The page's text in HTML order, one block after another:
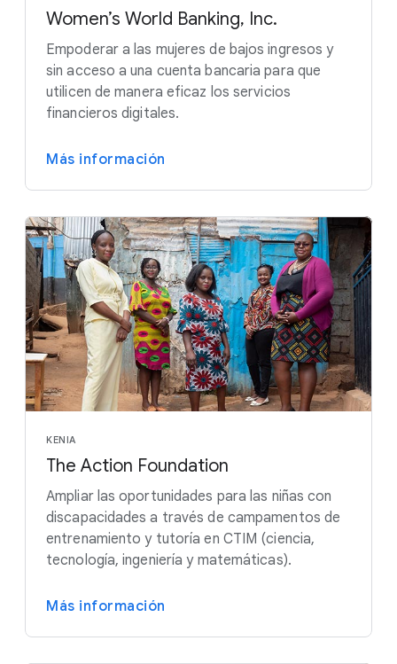
Women’s World Banking, Inc.
Empoderar a las mujeres de bajos ingresos y
sin acceso a una cuenta bancaria para que
utilicen de manera eficaz los servicios
financieros digitales.
Más información
KENIA
The Action Foundation
Ampliar las oportunidades para las niñas con
discapacidades a través de campamentos de
entrenamiento y tutoría en CTIM (ciencia,
tecnología, ingeniería y matemáticas).
Más información